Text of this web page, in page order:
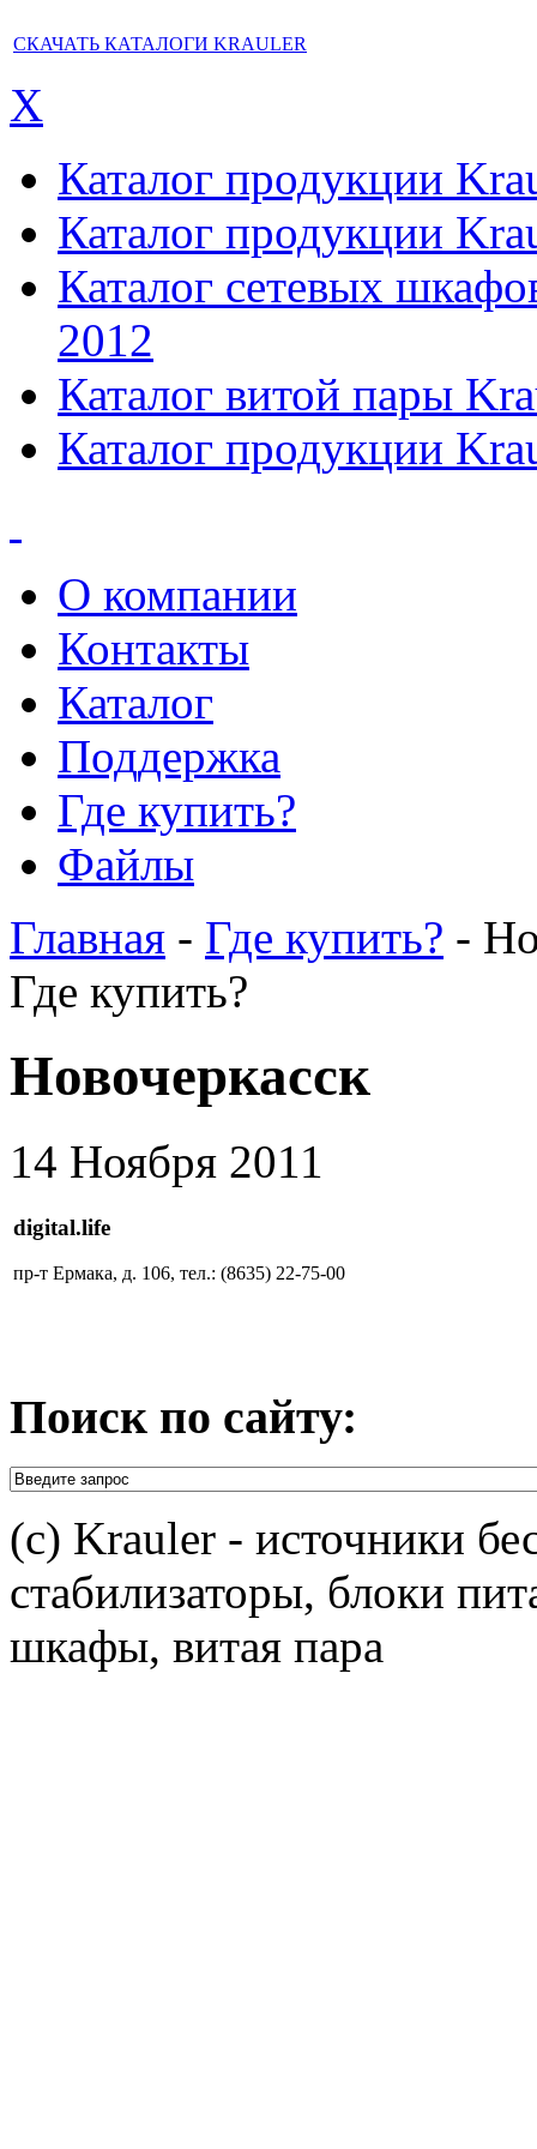
СКАЧАТЬ КАТАЛОГИ KRAULER
X
Каталог продукции
Каталог продукции
Каталог сетевых
2012
Каталог витой пары
Каталог продукции
О компании
Контакты
Каталог
Поддержка
Где купить?
Файлы
Главная - Где купить? -
Где купить?
Новочеркасск
14 Ноября 2011
digital.life
пр-т Ермака, д. 106, тел.: (8635) 22-75-00
Поиск по сайту:
(c) Krauler - источники
стабилизаторы, блоки
шкафы, витая пара